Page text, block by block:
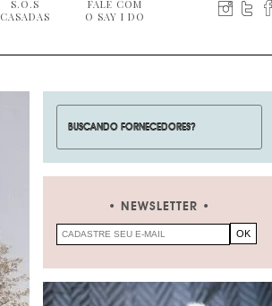
S.O.S
CASADAS
FALE COM
O SAY I DO
NEWSLETTER